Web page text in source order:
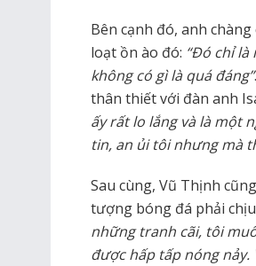
Bên cạnh đó, anh
loạt ồn ào đó: “Đó chỉ
không có gì là quá đáng”
thân thiết với đàn anh
ấy rất lo lắng và là một
tin, an ủi tôi nhưng mà
Sau cùng, Vũ Thịnh
tượng bóng đá phải
những tranh cãi, tôi
được hấp tấp nóng